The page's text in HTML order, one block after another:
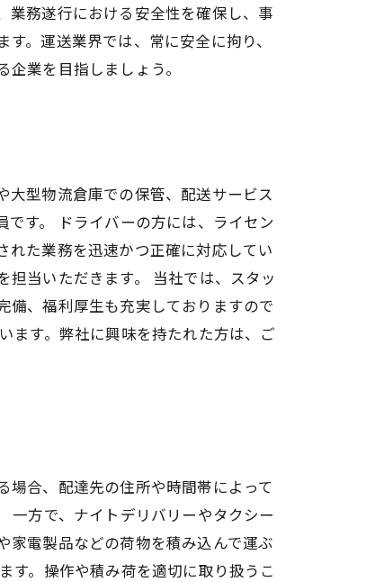
業務遂行における安全性を確保し、事
。運送業界では、常に安全に拘り、
業を目指しましょう。
型物流倉庫での保管、配送サービス
す。 ドライバーの方には、ライセン
れた業務を迅速かつ正確に対応してい
当いただきます。 当社では、スタッ
備、福利厚生も充実しておりますので
ます。弊社に興味を持たれた方は、ご
合、配達先の住所や時間帯によって
一方で、ナイトデリバリーやタクシー
家電製品などの荷物を積み込んで運ぶ
す。操作や積み荷を適切に取り扱うこ